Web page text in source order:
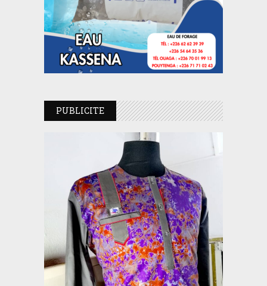
PUBLICITE